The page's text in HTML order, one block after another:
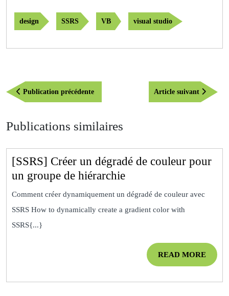
design SSRS VB visual studio
Navigation
de
Publication précédentePublication
précédente
Article suivant
Article
suivant
Publications similaires
[SSRS] Créer un dégradé de couleur pour
un groupe de hiérarchie[SSRS]
Créer
dégradé
couleur
pour
Comment créer dynamiquement un dégradé de couleur avec
SSRS How to dynamically create a gradient color with
SSRS{...}
READ MOREREAD
MORE